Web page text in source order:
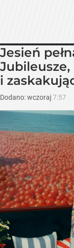
Jesień
Jubileusze,
i
Dodano:wczoraj7:57